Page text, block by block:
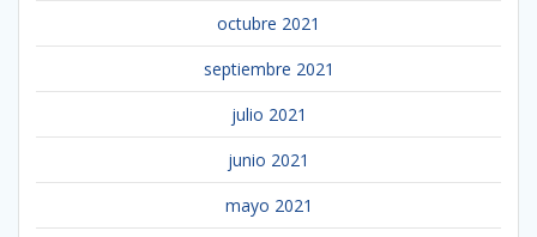
octubre 2021
septiembre 2021
julio 2021
junio 2021
mayo 2021